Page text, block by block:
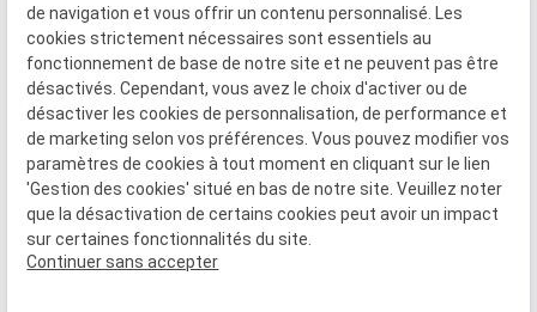
de navigation et vous offrir un contenu personnalisé. Les
cookies strictement nécessaires sont essentiels au
fonctionnement de base de notre site et ne peuvent pas être
désactivés. Cependant, vous avez le choix d'activer ou de
désactiver les cookies de personnalisation, de performance et
de marketing selon vos préférences. Vous pouvez modifier vos
paramètres de cookies à tout moment en cliquant sur le lien
'Gestion des cookies' situé en bas de notre site. Veuillez noter
que la désactivation de certains cookies peut avoir un impact
sur certaines fonctionnalités du site.
Continuer sans accepter